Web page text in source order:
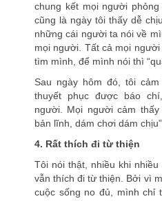
chung kết mọi người
cũng là ngày tôi thấy dễ
những cái người ta nói về
mọi người. Tất cả mọi
tìm mình, để mình nói thì
Sau ngày hôm đó, tôi
thuyết phục được báo
người. Mọi người cảm
bản lĩnh, dám chơi dám
4. Rất thích đi từ thiện
Tôi nói thật, nhiều khi
vẫn thích đi từ thiện. Bởi vì
cuộc sống no đủ, mình chỉ